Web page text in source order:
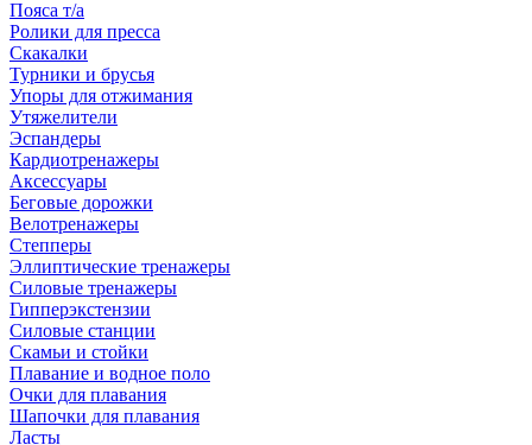
Пояса т/а
Ролики для пресса
Скакалки
Турники и брусья
Упоры для отжимания
Утяжелители
Эспандеры
Кардиотренажеры
Аксессуары
Беговые дорожки
Велотренажеры
Степперы
Эллиптические тренажеры
Силовые тренажеры
Гипперэкстензии
Силовые станции
Скамьи и стойки
Плавание и водное поло
Очки для плавания
Шапочки для плавания
Ласты